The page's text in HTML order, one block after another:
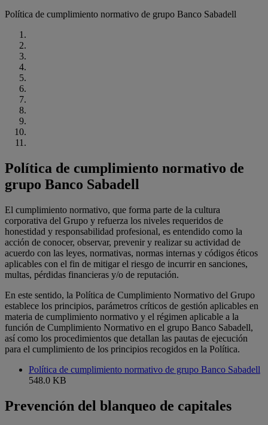
Política de cumplimiento normativo de grupo Banco Sabadell
Política de cumplimiento normativo de
grupo Banco Sabadell
El cumplimiento normativo, que forma parte de la cultura
corporativa del Grupo y refuerza los niveles requeridos de
honestidad y responsabilidad profesional, es entendido como la
acción de conocer, observar, prevenir y realizar su actividad de
acuerdo con las leyes, normativas, normas internas y códigos éticos
aplicables con el fin de mitigar el riesgo de incurrir en sanciones,
multas, pérdidas financieras y/o de reputación.
En este sentido, la Política de Cumplimiento Normativo del Grupo
establece los principios, parámetros críticos de gestión aplicables en
materia de cumplimiento normativo y el régimen aplicable a la
función de Cumplimiento Normativo en el grupo Banco Sabadell,
así como los procedimientos que detallan las pautas de ejecución
para el cumplimiento de los principios recogidos en la Política.
Política de cumplimiento normativo de grupo Banco Sabadell
548.0 KB
Prevención del blanqueo de capitales